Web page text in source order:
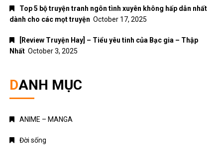
Top 5 bộ truyện tranh ngôn tình xuyên không hấp dẫn nhất
dành cho các mọt truyện October 17, 2025
[Review Truyện Hay] – Tiểu yêu tinh của Bạc gia – Thập
Nhất October 3, 2025
DANH MỤC
ANIME – MANGA
Đời sống